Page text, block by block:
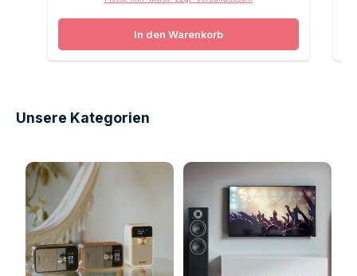
In den Warenkorb
Unsere Kategorien